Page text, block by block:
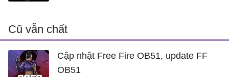
Cũ vẫn chất
Cập nhật Free Fire OB51, update FF
OB51